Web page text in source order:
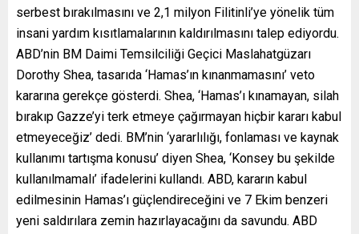
serbest bırakılmasını ve 2,1 milyon Filitinli’ye yönelik tüm
insani yardım kısıtlamalarının kaldırılmasını talep ediyordu.
ABD’nin BM Daimi Temsilciliği Geçici Maslahatgüzarı
Dorothy Shea, tasarıda ‘Hamas’ın kınanmamasını’ veto
kararına gerekçe gösterdi. Shea, ‘Hamas’ı kınamayan, silah
bırakıp Gazze’yi terk etmeye çağırmayan hiçbir kararı kabul
etmeyeceğiz’ dedi. BM’nin ‘yararlılığı, fonlaması ve kaynak
kullanımı tartışma konusu’ diyen Shea, ‘Konsey bu şekilde
kullanılmamalı’ ifadelerini kullandı. ABD, kararın kabul
edilmesinin Hamas’ı güçlendireceğini ve 7 Ekim benzeri
yeni saldırılara zemin hazırlayacağını da savundu. ABD